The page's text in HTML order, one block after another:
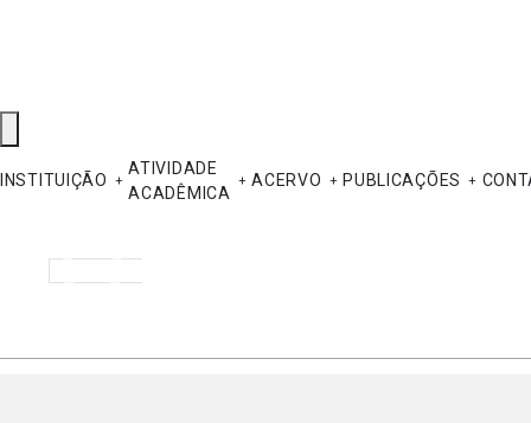
INSTITUIÇÃO
ATIVIDADE
ACADÊMICA
ACERVO PUBLICAÇÕES